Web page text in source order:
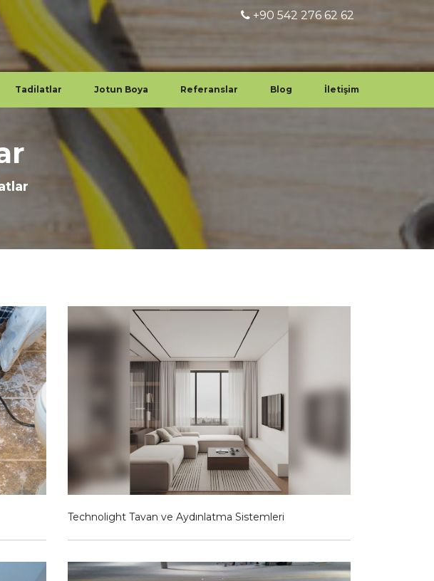
+90 542 276 62 62
Tadilatlar Jotun Boya Referanslar Blog İletişim
Technolight Tavan ve Aydınlatma Sistemleri